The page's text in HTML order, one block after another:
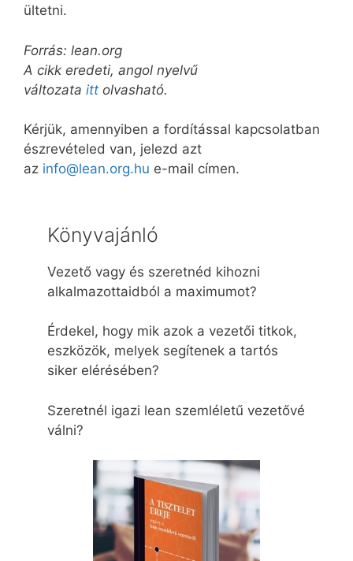
ültetni.
Forrás: lean.org
A cikk eredeti, angol nyelvű
változata itt olvasható.
Kérjük, amennyiben a fordítással kapcsolatban
észrevételed van, jelezd azt
az info@lean.org.hu e-mail címen.
Könyvajánló
Vezető vagy és szeretnéd kihozni
alkalmazottaidból a maximumot?
Érdekel, hogy mik azok a vezetői titkok,
eszközök, melyek segítenek a tartós
siker elérésében?
Szeretnél igazi lean szemléletű vezetővé
válni?